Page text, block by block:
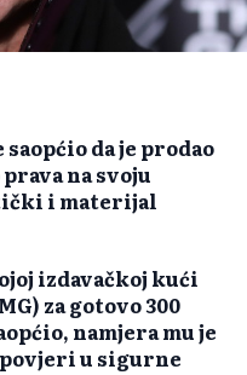
da je prodao
na svoju
i materijal
izdavačkoj kući
za gotovo 300
namjera mu je
u sigurne